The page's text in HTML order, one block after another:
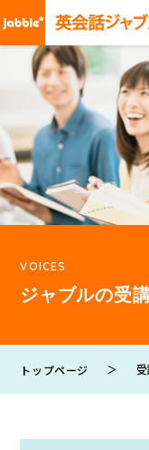
VOICES
ジャブルの受
トップページ ＞